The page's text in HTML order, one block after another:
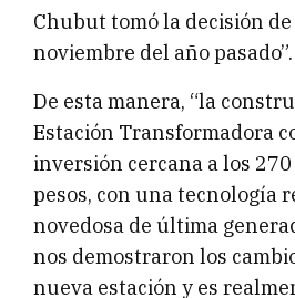
Chubut tomó la decisión
noviembre del año pasado”.
De esta manera, “la
Estación Transformadora
inversión cercana a los
pesos, con una tecnología
novedosa de última
nos demostraron los
nueva estación y es